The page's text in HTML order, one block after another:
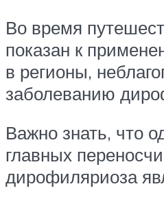
Во время
показан к
в регионы,
заболеванию
Важно знать, что
главных
дирофиляриоза